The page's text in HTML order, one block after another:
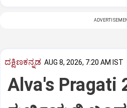
ದಕ್ಷಿಣಕನ್ನಡ AUG 8, 2026, 7:20 AM IST
Alva's Pragati